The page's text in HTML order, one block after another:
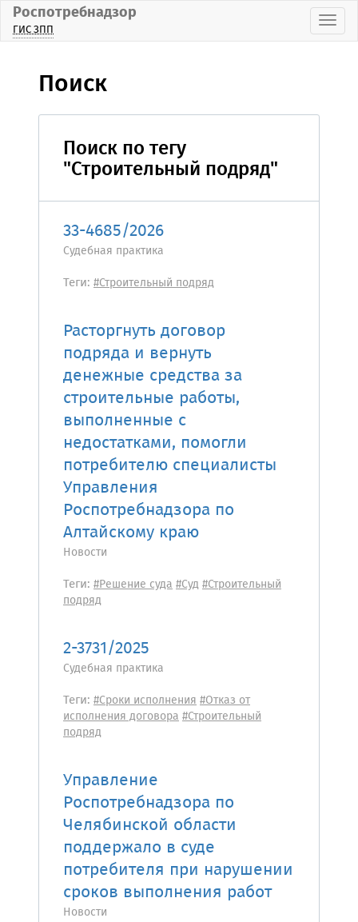
Роспотребнадзор
ГИС ЗПП
Поиск
Поиск по тегу
"Строительный подряд"
33-4685/2026
Судебная практика
Теги: #Строительный подряд
Расторгнуть договор
подряда и вернуть
денежные средства за
строительные работы,
выполненные с
недостатками, помогли
потребителю специалисты
Управления
Роспотребнадзора по
Алтайскому краю
Новости
Теги: #Решение суда#Суд#Строительный
подряд
2-3731/2025
Судебная практика
Теги: #Сроки исполнения#Отказ от
исполнения договора#Строительный
подряд
Управление
Роспотребнадзора по
Челябинской области
поддержало в суде
потребителя при нарушении
сроков выполнения работ
Новости